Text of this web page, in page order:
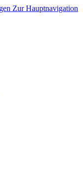
Zur Hauptnavigation